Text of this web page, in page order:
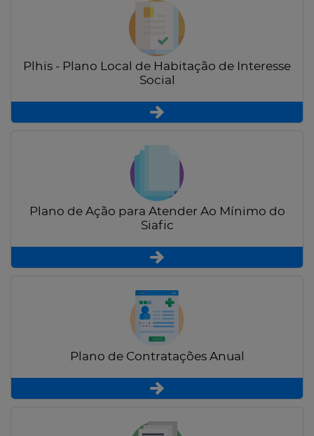
Plhis - Plano Local de Habitação de Interesse
Social
Plano de Ação para Atender Ao Mínimo do
Siafic
Plano de Contratações Anual